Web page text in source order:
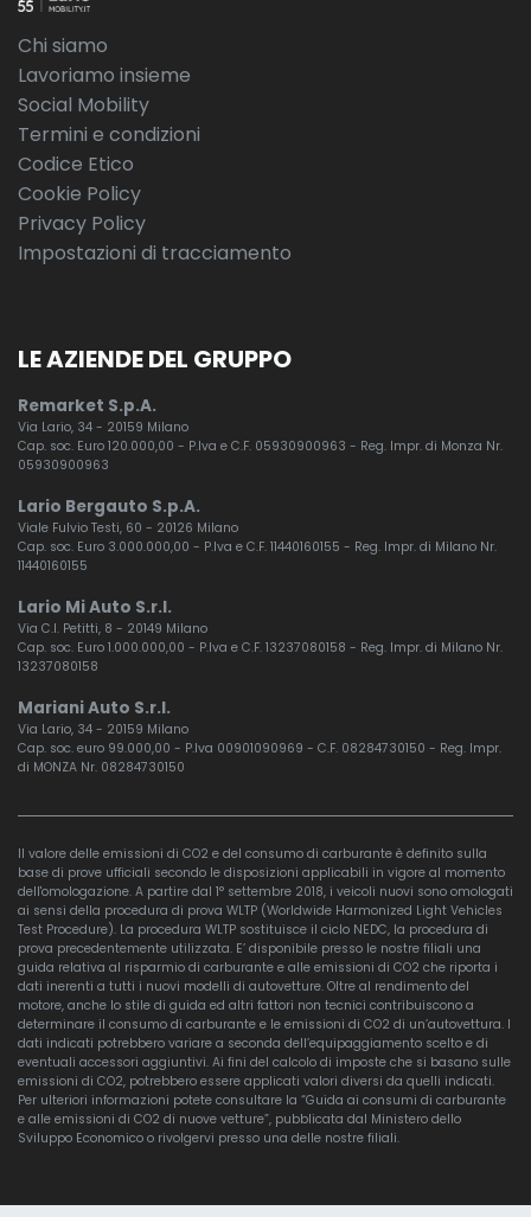
Chi siamo
Lavoriamo insieme
Social Mobility
Termini e condizioni
Codice Etico
Cookie Policy
Privacy Policy
Impostazioni di tracciamento
LE AZIENDE DEL GRUPPO
Remarket S.p.A.
Via Lario, 34 - 20159 Milano
Cap. soc. Euro 120.000,00 - P.Iva e C.F. 05930900963 - Reg. Impr. di Monza Nr.
05930900963
Lario Bergauto S.p.A.
Viale Fulvio Testi, 60 - 20126 Milano
Cap. soc. Euro 3.000.000,00 - P.Iva e C.F. 11440160155 - Reg. Impr. di Milano Nr.
11440160155
Lario Mi Auto S.r.l.
Via C.I. Petitti, 8 - 20149 Milano
Cap. soc. Euro 1.000.000,00 - P.Iva e C.F. 13237080158 - Reg. Impr. di Milano Nr.
13237080158
Mariani Auto S.r.l.
Via Lario, 34 - 20159 Milano
Cap. soc. euro 99.000,00 - P.Iva 00901090969 - C.F. 08284730150 - Reg. Impr.
di MONZA Nr. 08284730150
Il valore delle emissioni di CO2 e del consumo di carburante è definito sulla
base di prove ufficiali secondo le disposizioni applicabili in vigore al momento
dell'omologazione. A partire dal 1° settembre 2018, i veicoli nuovi sono omologati
ai sensi della procedura di prova WLTP (Worldwide Harmonized Light Vehicles
Test Procedure). La procedura WLTP sostituisce il ciclo NEDC, la procedura di
prova precedentemente utilizzata. E’ disponibile presso le nostre filiali una
guida relativa al risparmio di carburante e alle emissioni di CO2 che riporta i
dati inerenti a tutti i nuovi modelli di autovetture. Oltre al rendimento del
motore, anche lo stile di guida ed altri fattori non tecnici contribuiscono a
determinare il consumo di carburante e le emissioni di CO2 di un’autovettura. I
dati indicati potrebbero variare a seconda dell’equipaggiamento scelto e di
eventuali accessori aggiuntivi. Ai fini del calcolo di imposte che si basano sulle
emissioni di CO2, potrebbero essere applicati valori diversi da quelli indicati.
Per ulteriori informazioni potete consultare la “Guida ai consumi di carburante
e alle emissioni di CO2 di nuove vetture”, pubblicata dal Ministero dello
Sviluppo Economico o rivolgervi presso una delle nostre filiali.